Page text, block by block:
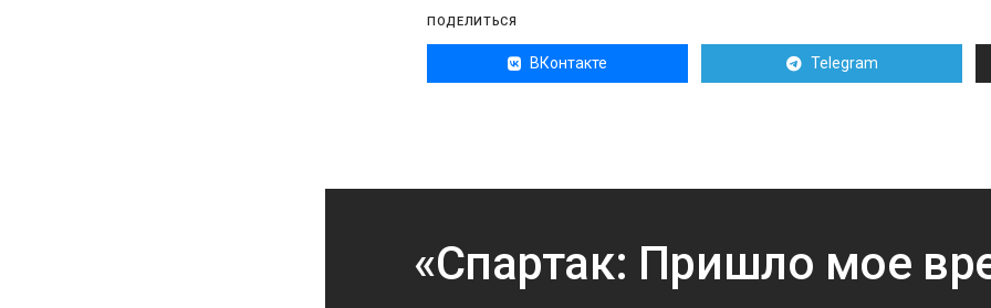
ПОДЕЛИТЬСЯ
ВКонтакте Telegram
«Спартак: Пришло мое